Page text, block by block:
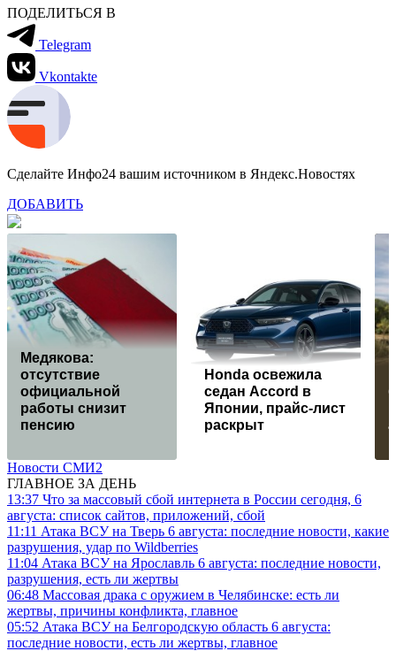
ПОДЕЛИТЬСЯ В
Telegram
Vkontakte
Сделайте Инфо24 вашим источником в Яндекс.Новостях
ДОБАВИТЬ
Медякова:
отсутствие
официальной
работы снизит
пенсию
Honda освежила
седан Accord в
Японии, прайс-лист
раскрыт
Новости СМИ2
ГЛАВНОЕ ЗА ДЕНЬ
13:37 Что за массовый сбой интернета в России сегодня, 6
августа: список сайтов, приложений, сбой
11:11 Атака ВСУ на Тверь 6 августа: последние новости, какие
разрушения, удар по Wildberries
11:04 Атака ВСУ на Ярославль 6 августа: последние новости,
разрушения, есть ли жертвы
06:48 Массовая драка с оружием в Челябинске: есть ли
жертвы, причины конфликта, главное
05:52 Атака ВСУ на Белгородскую область 6 августа:
последние новости, есть ли жертвы, главное